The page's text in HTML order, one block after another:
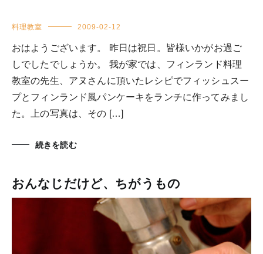
料理教室 2009-02-12
おはようございます。 昨日は祝日。皆様いかがお過ご
しでしたでしょうか。 我が家では、フィンランド料理
教室の先生、アヌさんに頂いたレシピでフィッシュスー
プとフィンランド風パンケーキをランチに作ってみまし
た。上の写真は、その […]
続きを読む
おんなじだけど、ちがうもの